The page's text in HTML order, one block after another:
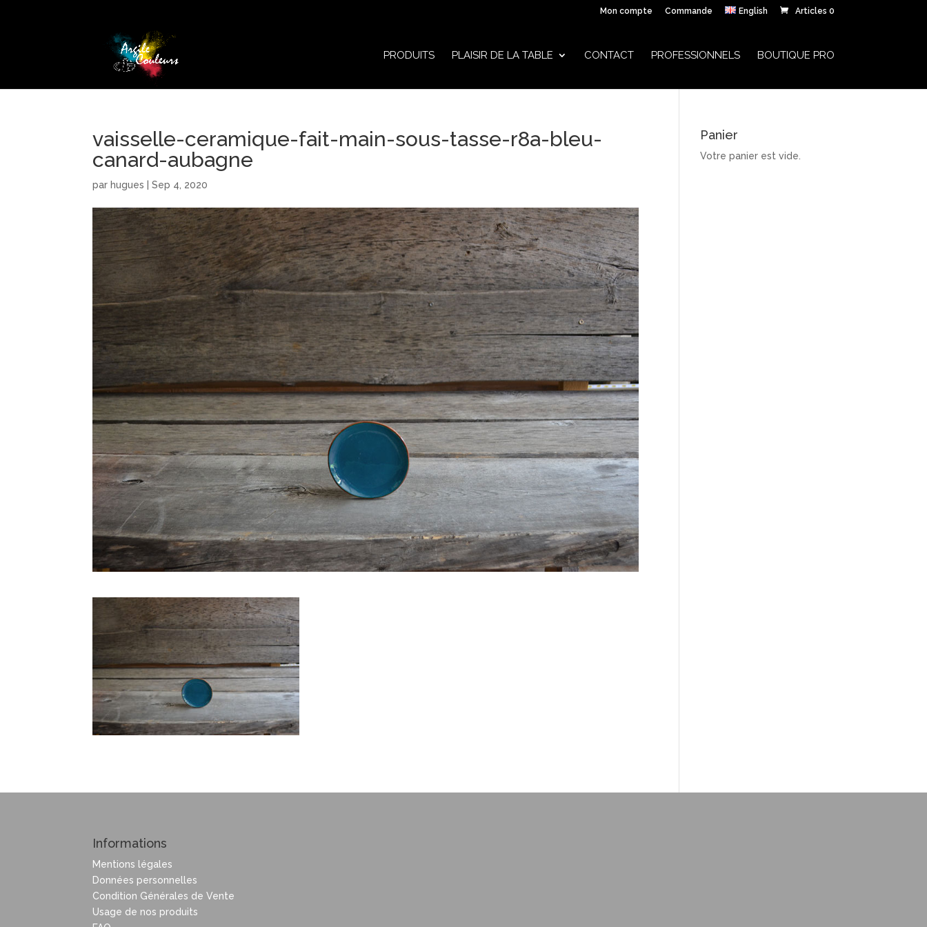
Mon compte Commande English Articles 0
PRODUITS PLAISIR DE LA TABLE CONTACT PROFESSIONNELS BOUTIQUE PRO
vaisselle-ceramique-fait-main-sous-tasse-r8a-bleu-
canard-aubagne
par hugues |Sep 4, 2020
Panier
Votre panier est vide.
Informations
Mentions légales
Données personnelles
Condition Générales de Vente
Usage de nos produits